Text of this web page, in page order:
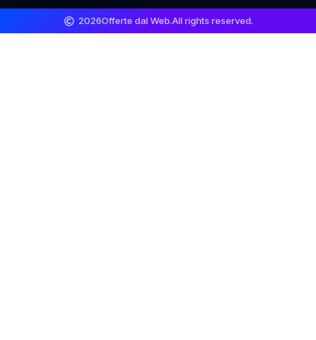
2026Offerte dal Web.All rights reserved.